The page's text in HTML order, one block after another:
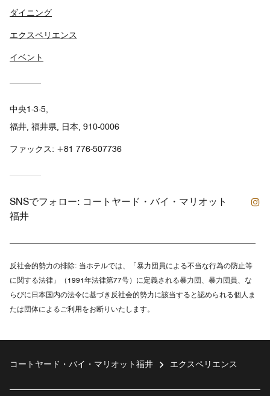
ダイニング
エクスペリエンス
イベント
中央1-3-5,
福井, 福井県, 日本, 910-0006
ファックス: +81 776-507736
SNSでフォロー: コートヤード・バイ・マリオット
福井
反社会的勢力の排除: 当ホテルでは、「暴力団員による不当な行為の防止等
に関する法律」（1991年法律第77号）に定義される暴力団、暴力団員、な
らびに日本国内の法令に基づき反社会的勢力に該当すると認められる個人ま
たは団体によるご利用をお断りいたします。
コートヤード・バイ・マリオット福井 エクスペリエンス